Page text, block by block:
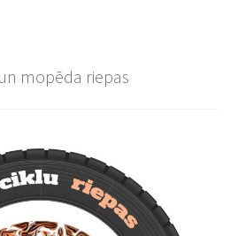
mopēda riepas